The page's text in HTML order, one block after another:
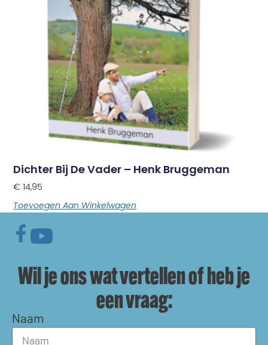
Dichter Bij De Vader – Henk Bruggeman
€ 14,95
Toevoegen Aan Winkelwagen
Wil je ons wat vertellen of heb je
een vraag:
Naam